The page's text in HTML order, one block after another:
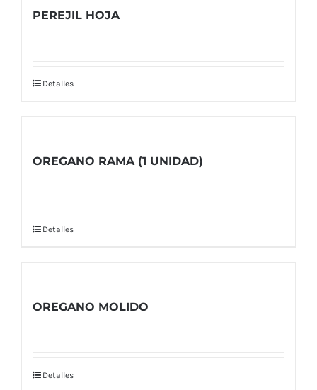
PEREJIL HOJA
Detalles
OREGANO RAMA (1 UNIDAD)
Detalles
OREGANO MOLIDO
Detalles